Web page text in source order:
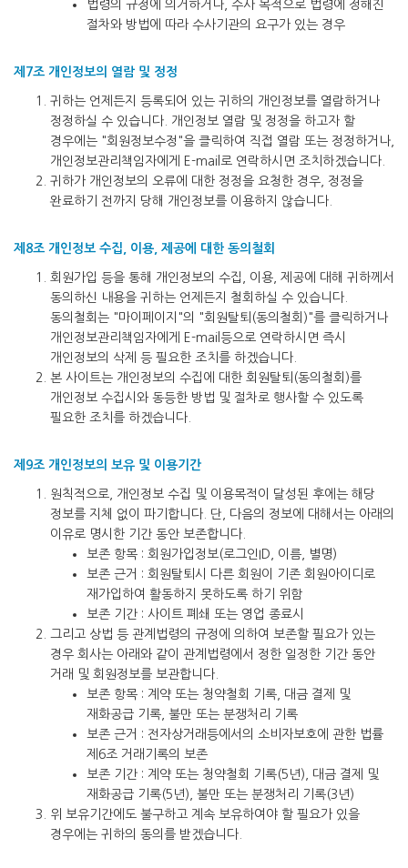
법령의 규정에 의거하거나, 수사 목적으로 법령에 정해진
절차와 방법에 따라 수사기관의 요구가 있는 경우
제7조 개인정보의 열람 및 정정
귀하는 언제든지 등록되어 있는 귀하의 개인정보를 열람하거나
정정하실 수 있습니다. 개인정보 열람 및 정정을 하고자 할
경우에는 "회원정보수정"을 클릭하여 직접 열람 또는 정정하거나,
개인정보관리책임자에게 E-mail로 연락하시면 조치하겠습니다.
귀하가 개인정보의 오류에 대한 정정을 요청한 경우, 정정을
완료하기 전까지 당해 개인정보를 이용하지 않습니다.
제8조 개인정보 수집, 이용, 제공에 대한 동의철회
회원가입 등을 통해 개인정보의 수집, 이용, 제공에 대해 귀하께서
동의하신 내용을 귀하는 언제든지 철회하실 수 있습니다.
동의철회는 "마이페이지"의 "회원탈퇴(동의철회)"를 클릭하거나
개인정보관리책임자에게 E-mail등으로 연락하시면 즉시
개인정보의 삭제 등 필요한 조치를 하겠습니다.
본 사이트는 개인정보의 수집에 대한 회원탈퇴(동의철회)를
개인정보 수집시와 동등한 방법 및 절차로 행사할 수 있도록
필요한 조치를 하겠습니다.
제9조 개인정보의 보유 및 이용기간
원칙적으로, 개인정보 수집 및 이용목적이 달성된 후에는 해당
정보를 지체 없이 파기합니다. 단, 다음의 정보에 대해서는 아래의
이유로 명시한 기간 동안 보존합니다.
보존 항목 : 회원가입정보(로그인ID, 이름, 별명)
보존 근거 : 회원탈퇴시 다른 회원이 기존 회원아이디로
재가입하여 활동하지 못하도록 하기 위함
보존 기간 : 사이트 폐쇄 또는 영업 종료시
그리고 상법 등 관계법령의 규정에 의하여 보존할 필요가 있는
경우 회사는 아래와 같이 관계법령에서 정한 일정한 기간 동안
거래 및 회원정보를 보관합니다.
보존 항목 : 계약 또는 청약철회 기록, 대금 결제 및
재화공급 기록, 불만 또는 분쟁처리 기록
보존 근거 : 전자상거래등에서의 소비자보호에 관한 법률
제6조 거래기록의 보존
보존 기간 : 계약 또는 청약철회 기록(5년), 대금 결제 및
재화공급 기록(5년), 불만 또는 분쟁처리 기록(3년)
위 보유기간에도 불구하고 계속 보유하여야 할 필요가 있을
경우에는 귀하의 동의를 받겠습니다.